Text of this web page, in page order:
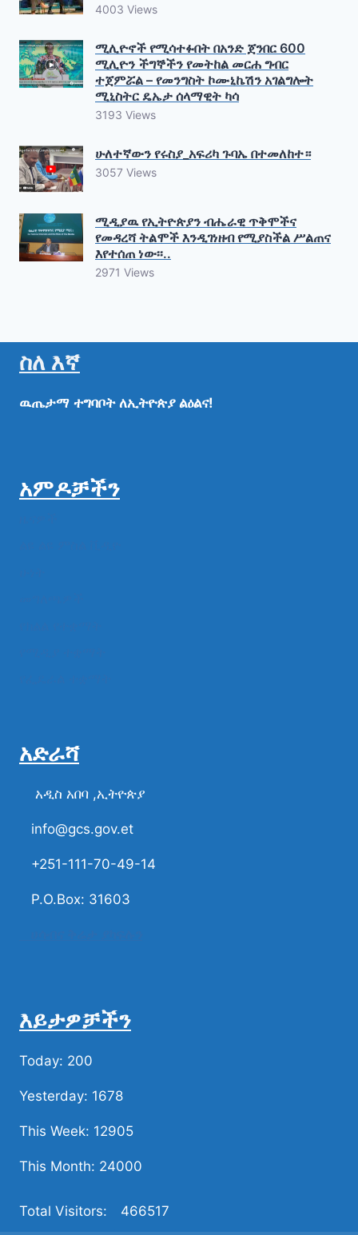
4003 Views
ሚሊዮኖች የሚሳተፉበት በአንድ ጀንበር 600
ሚሊዮን ችግኞችን የመትከል መርሐ ግብር
ተጀምሯል – የመንግስት ኮሙኒኬሽን አገልግሎት
ሚኒስትር ዴኤታ ሰላማዊት ካሳ
3193 Views
ሁለተኛውን የሩስያ_አፍሪካ ጉባኤ በተመለከተ።
3057 Views
ሚዲያዉ የኢትዮጵያን ብሔራዊ ጥቅሞችና
የመዳረሻ ትልሞች እንዲገነዘብ የሚያስችል ሥልጠና
እየተሰጠ ነው፡፡..
2971 Views
ስለ እኛ
ዉጤታማ ተግባቦት ለኢትዮጵያ ልዕልና!
አምዶቻችን
አድራሻ
አዲስ አበባ ,ኢትዮጵያ
info@gcs.gov.et
+251-111-70-49-14
P.O.Box: 31603
እይታዎቻችን
Today: 200
Yesterday: 1678
This Week: 12905
This Month: 24000
Total Visitors: 466517